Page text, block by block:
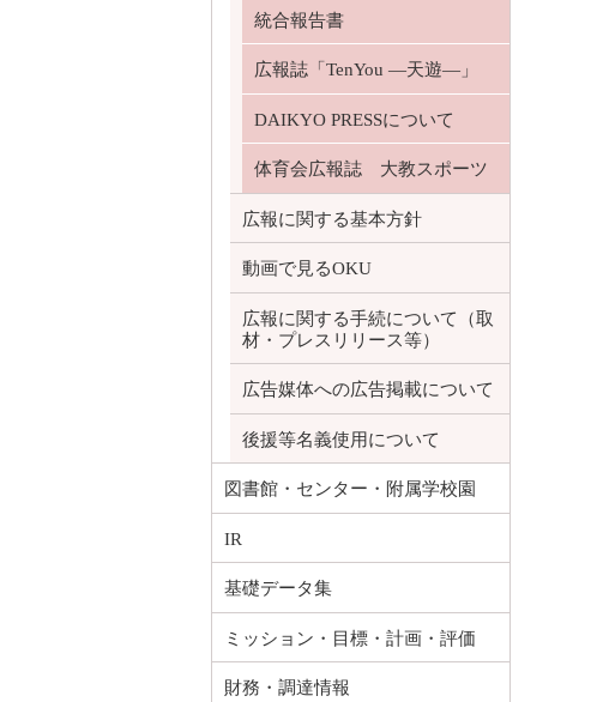
統合報告書
広報誌「TenYou ―天遊―」
DAIKYO PRESSについて
体育会広報誌 大教スポーツ
広報に関する基本方針
動画で見るOKU
広報に関する手続について（取
材・プレスリリース等）
広告媒体への広告掲載について
後援等名義使用について
図書館・センター・附属学校園
IR
基礎データ集
ミッション・目標・計画・評価
財務・調達情報